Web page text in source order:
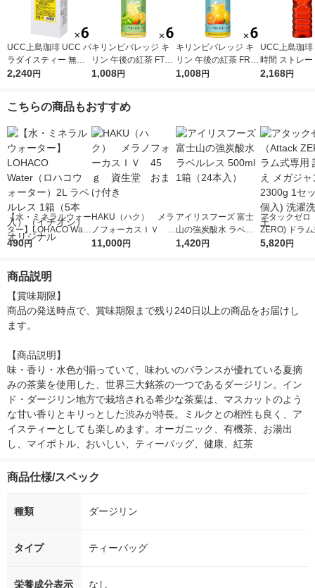
UCC上島珈琲 UCC パ
ラダイスティー 無糖
1000ml 1箱（6本入）
2,240円
キリンビバレッジ キ
リン 午後の紅茶 FTUI
TS ＆ ICE TEA （フ
ン 500ml 1セット（6
1,008円
キリンビバレッジ キ
リン 午後の紅茶 FRUI
TS ＆ ICE TEA （フ
1,008円
UCC上島珈琲
時間 ストレー
ー 無糖
2,168円
こちらの商品もおすすめ
【水・ミネラルウォー
ター】LOHACO Wate
r（ロハコウォータ
シ） オリジナル
490円
HAKU（ハク） メラ
ノフォーカスＩＶ 4
5ｇ 資生堂 おまけ
11,000円
アイリスフーズ 富士
山の強炭酸水 ラベル
レス 500ml 1箱（24
1,420円
アタックゼロ
ZERO) ドラ
詰め替え メガ
5,820円
商品説明
【賞味期限】
商品の発送時点で、賞味期限まで残り240日以上の商品をお届けし
ます。
【商品説明】
味・香り・水色が揃っていて、味わいのバランスが優れている夏摘
みの茶葉を使用した、世界三大銘茶の一つであるダージリン。イン
ド・ダージリン地方で栽培される希少な茶葉は、マスカットのよう
な甘い香りとキリっとした渋みが特長。ミルクとの相性も良く、ア
イスティーとしても楽しめます。オーガニック、有機茶、お湯出
し、マイボトル、おいしい、ティーバッグ、健康、紅茶
商品仕様/スペック
種類 ダージリン
タイプ ティーバッグ
栄養成分表示 なし